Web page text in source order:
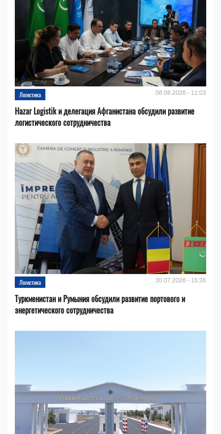
Логистика 06.08.2026 - 11:03
Hazar Logistik и делегация Афганистана обсудили развитие
логистического сотрудничества
Логистика 30.07.2026 - 15:35
Туркменистан и Румыния обсудили развитие портового и
энергетического сотрудничества